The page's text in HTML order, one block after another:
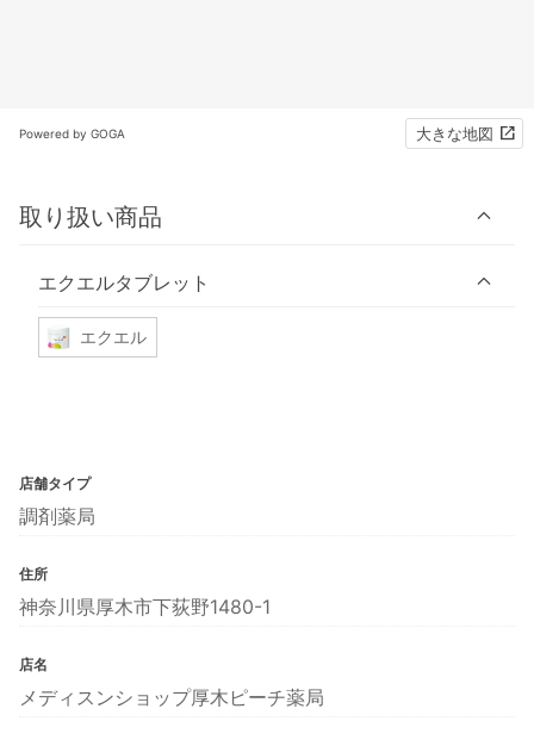
Powered by GOGA 大きな地図
取り扱い商品
エクエルタブレット
エクエル
店舗タイプ
調剤薬局
住所
神奈川県厚木市下荻野1480-1
店名
メディスンショップ厚木ピーチ薬局